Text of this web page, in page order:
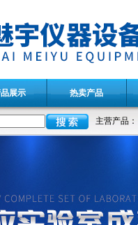
展示 热卖产品
主营产品：